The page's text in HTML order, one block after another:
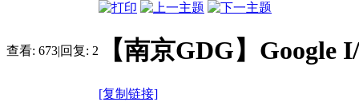
查看: 673|回复: 2 【南京GDG】Google
[复制链接]